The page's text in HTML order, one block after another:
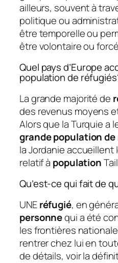
ailleurs, souvent à
politique ou
être temporelle ou
être volontaire ou
Quel pays d’Europe
population de
La grande majorité de
des revenus moyens
Alors que la Turquie a
grande population
la Jordanie accueillent
relatif à population
Qu’est-ce qui fait de
UNEréfugié, en
personnequi a été
les frontières
rentrer chez lui en
de détails, voir la